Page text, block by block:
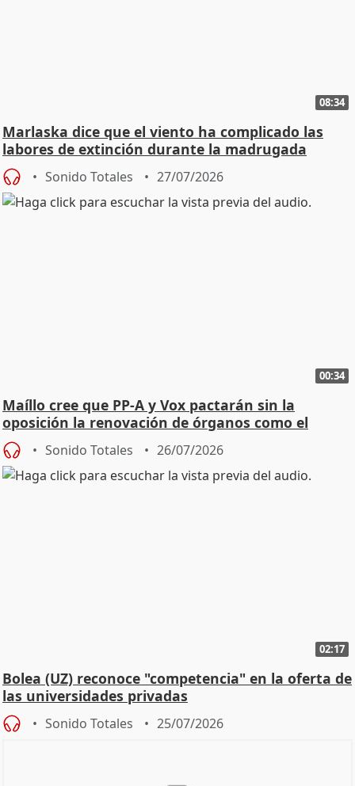
08:34
Marlaska dice que el viento ha complicado las
labores de extinción durante la madrugada
Sonido Totales 27/07/2026
00:34
Maíllo cree que PP-A y Vox pactarán sin la
oposición la renovación de órganos como el
Defensor
Sonido Totales 26/07/2026
02:17
Bolea (UZ) reconoce "competencia" en la oferta de
las universidades privadas
Sonido Totales 25/07/2026